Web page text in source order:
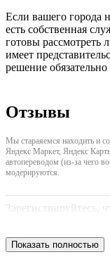
Если вашего города
есть собственная
готовы рассмотреть
имеет
решение обязательно
Отзывы
Мы стараяемся находить и
Яндекс Маркет, Яндекс
автопереводом (из-за чего
модерируются.
Зарегистрируйтесь,
Показать полностью